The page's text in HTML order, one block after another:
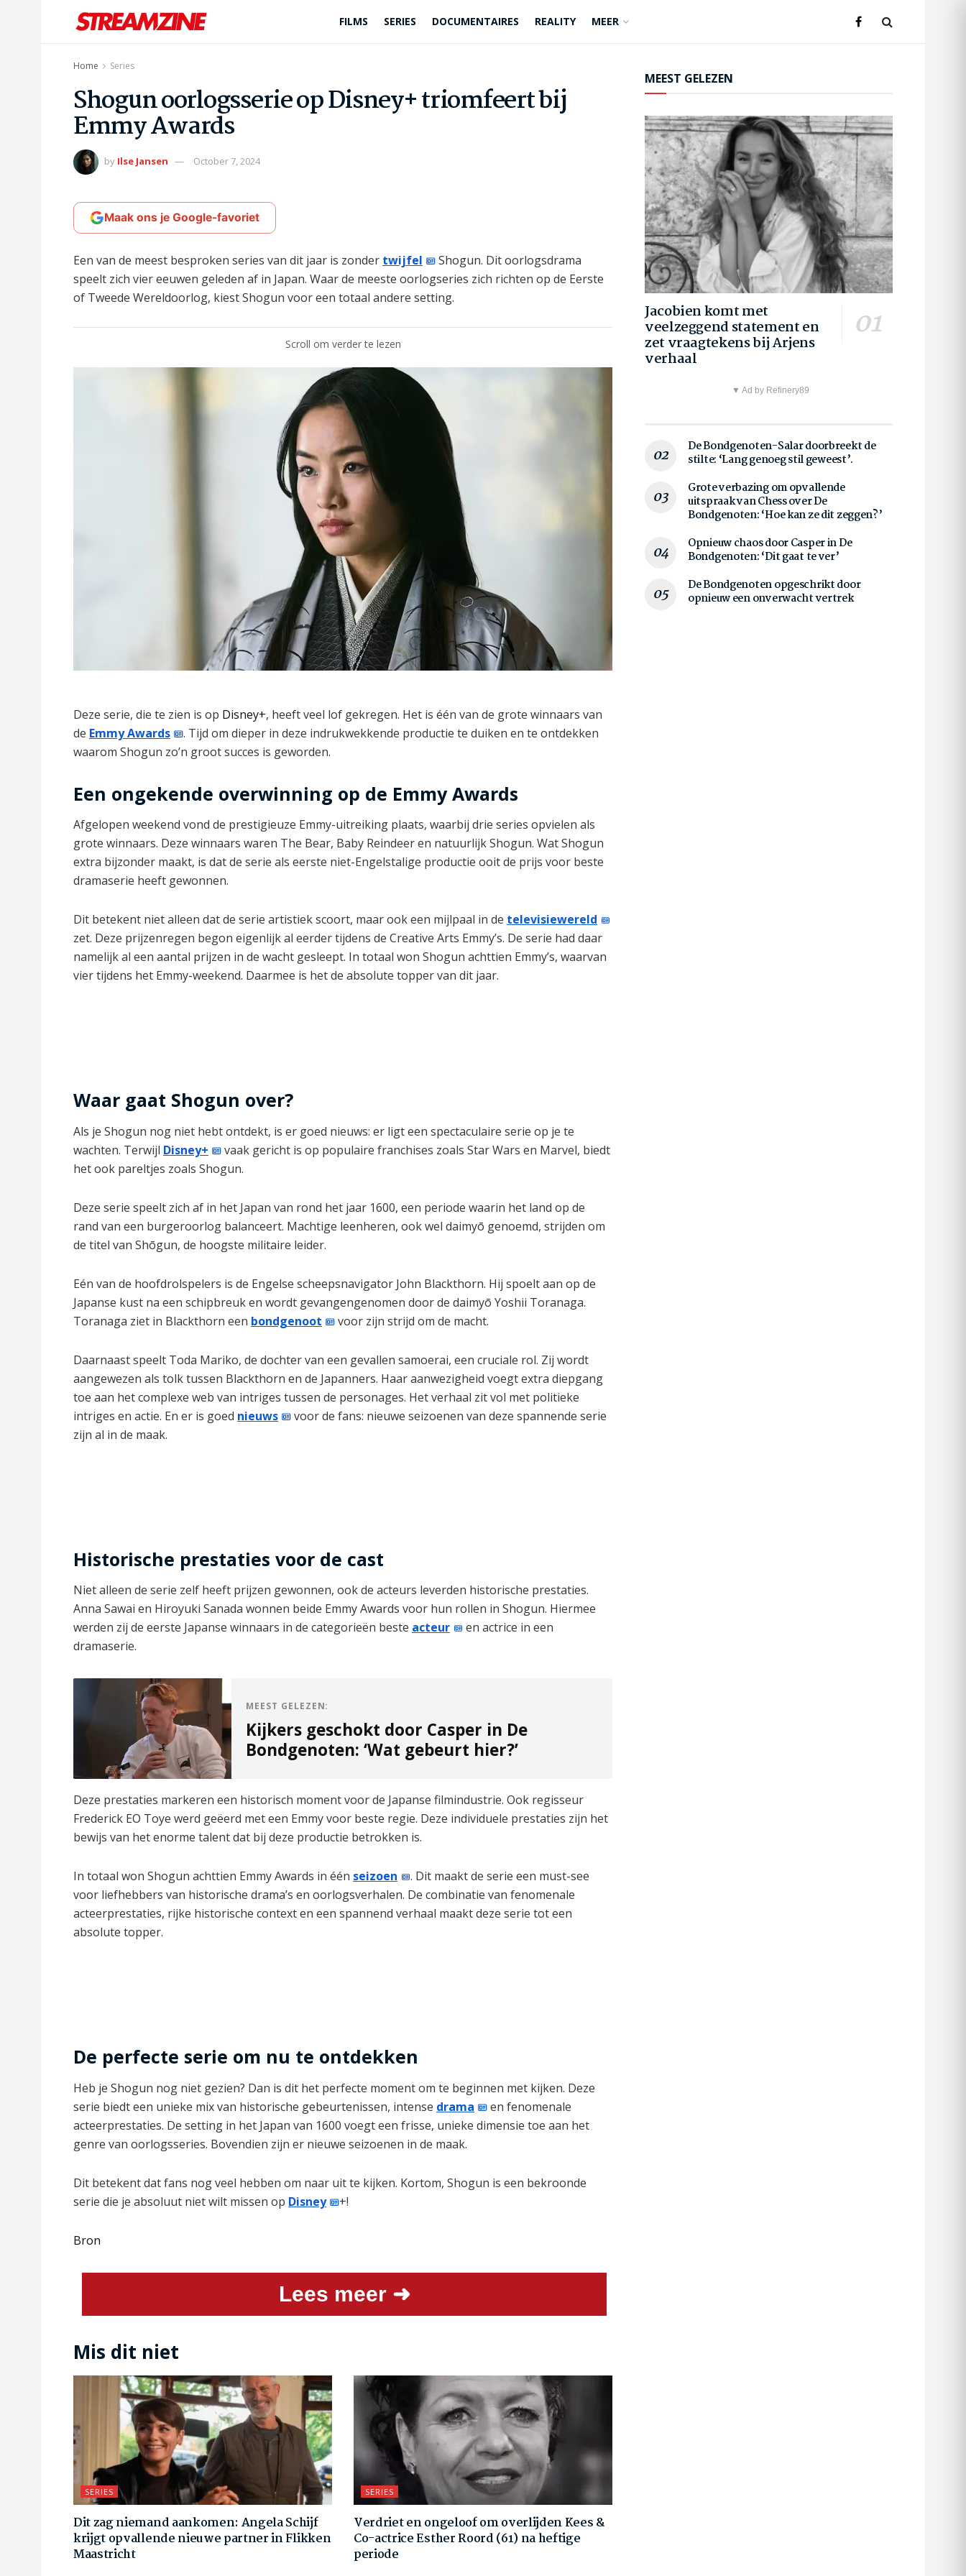
FILMS SERIES DOCUMENTAIRES REALITY MEER
Home Series
Shogun oorlogsserie op Disney+ triomfeert bij
Emmy Awards
by Ilse Jansen October 7, 2024
Maak ons je Google-favoriet
Een van de meest besproken series van dit jaar is zonder twijfel
Shogun. Dit oorlogsdrama
speelt zich vier eeuwen geleden af in Japan. Waar de meeste oorlogseries zich richten op de Eerste
of Tweede Wereldoorlog, kiest Shogun voor een totaal andere setting.
Scroll om verder te lezen
Deze serie, die te zien is op Disney+, heeft veel lof gekregen. Het is één van de grote winnaars van
de Emmy Awards
. Tijd om dieper in deze indrukwekkende productie te duiken en te ontdekken
waarom Shogun zo’n groot succes is geworden.
Een ongekende overwinning op de Emmy Awards
Afgelopen weekend vond de prestigieuze Emmy-uitreiking plaats, waarbij drie series opvielen als
grote winnaars. Deze winnaars waren The Bear, Baby Reindeer en natuurlijk Shogun. Wat Shogun
extra bijzonder maakt, is dat de serie als eerste niet-Engelstalige productie ooit de prijs voor beste
dramaserie heeft gewonnen.
Dit betekent niet alleen dat de serie artistiek scoort, maar ook een mijlpaal in de televisiewereld
zet. Deze prijzenregen begon eigenlijk al eerder tijdens de Creative Arts Emmy’s. De serie had daar
namelijk al een aantal prijzen in de wacht gesleept. In totaal won Shogun achttien Emmy’s, waarvan
vier tijdens het Emmy-weekend. Daarmee is het de absolute topper van dit jaar.
Waar gaat Shogun over?
Als je Shogun nog niet hebt ontdekt, is er goed nieuws: er ligt een spectaculaire serie op je te
wachten. Terwijl Disney+
vaak gericht is op populaire franchises zoals Star Wars en Marvel, biedt
het ook pareltjes zoals Shogun.
Deze serie speelt zich af in het Japan van rond het jaar 1600, een periode waarin het land op de
rand van een burgeroorlog balanceert. Machtige leenheren, ook wel daimyō genoemd, strijden om
de titel van Shōgun, de hoogste militaire leider.
Eén van de hoofdrolspelers is de Engelse scheepsnavigator John Blackthorn. Hij spoelt aan op de
Japanse kust na een schipbreuk en wordt gevangengenomen door de daimyō Yoshii Toranaga.
Toranaga ziet in Blackthorn een bondgenoot voor zijn strijd om de macht.
Daarnaast speelt Toda Mariko, de dochter van een gevallen samoerai, een cruciale rol. Zij wordt
aangewezen als tolk tussen Blackthorn en de Japanners. Haar aanwezigheid voegt extra diepgang
toe aan het complexe web van intriges tussen de personages. Het verhaal zit vol met politieke
intriges en actie. En er is goed nieuws
voor de fans: nieuwe seizoenen van deze spannende serie
zijn al in de maak.
Historische prestaties voor de cast
Niet alleen de serie zelf heeft prijzen gewonnen, ook de acteurs leverden historische prestaties.
Anna Sawai en Hiroyuki Sanada wonnen beide Emmy Awards voor hun rollen in Shogun. Hiermee
werden zij de eerste Japanse winnaars in de categorieën beste acteur
en actrice in een
dramaserie.
MEEST GELEZEN:
Kijkers geschokt door Casper in De
Bondgenoten: ‘Wat gebeurt hier?’
Deze prestaties markeren een historisch moment voor de Japanse filmindustrie. Ook regisseur
Frederick EO Toye werd geëerd met een Emmy voor beste regie. Deze individuele prestaties zijn het
bewijs van het enorme talent dat bij deze productie betrokken is.
In totaal won Shogun achttien Emmy Awards in één seizoen
. Dit maakt de serie een must-see
voor liefhebbers van historische drama’s en oorlogsverhalen. De combinatie van fenomenale
acteerprestaties, rijke historische context en een spannend verhaal maakt deze serie tot een
absolute topper.
De perfecte serie om nu te ontdekken
Heb je Shogun nog niet gezien? Dan is dit het perfecte moment om te beginnen met kijken. Deze
serie biedt een unieke mix van historische gebeurtenissen, intense drama
en fenomenale
acteerprestaties. De setting in het Japan van 1600 voegt een frisse, unieke dimensie toe aan het
genre van oorlogsseries. Bovendien zijn er nieuwe seizoenen in de maak.
Dit betekent dat fans nog veel hebben om naar uit te kijken. Kortom, Shogun is een bekroonde
serie die je absoluut niet wilt missen op Disney +!
Bron
Lees meer ➜
Mis dit niet
SERIES
Dit zag niemand aankomen: Angela Schijf
krijgt opvallende nieuwe partner in Flikken
Maastricht
SERIES
Verdriet en ongeloof om overlijden Kees &
Co-actrice Esther Roord (61) na heftige
periode
MEEST GELEZEN
Jacobien komt met
veelzeggend statement en
zet vraagtekens bij Arjens
verhaal
▼ Ad by Refinery89
De Bondgenoten-Salar doorbreekt de
stilte: ‘Lang genoeg stil geweest’.
Grote verbazing om opvallende
uitspraak van Chess over De
Bondgenoten: ‘Hoe kan ze dit zeggen?’
Opnieuw chaos door Casper in De
Bondgenoten: ‘Dit gaat te ver’
De Bondgenoten opgeschrikt door
opnieuw een onverwacht vertrek